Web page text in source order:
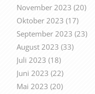
November 2023 (20)
Oktober 2023 (17)
September 2023 (23)
August 2023 (33)
Juli 2023 (18)
Juni 2023 (22)
Mai 2023 (20)